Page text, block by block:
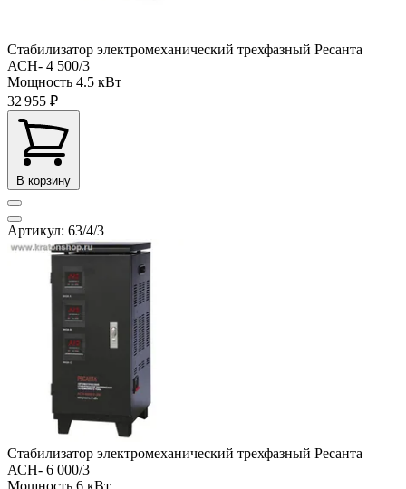
Стабилизатор электромеханический трехфазный Ресанта
АСН- 4 500/3
Мощность 4.5 кВт
32 955 ₽
В корзину
Артикул: 63/4/3
Стабилизатор электромеханический трехфазный Ресанта
АСН- 6 000/3
Мощность 6 кВт